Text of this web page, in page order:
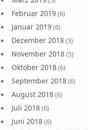
Februar 2019(6)
Januar 2019(6)
Dezember 2018(5)
November 2018(5)
Oktober 2018(6)
September 2018(6)
August 2018(6)
Juli 2018(6)
Juni 2018(6)